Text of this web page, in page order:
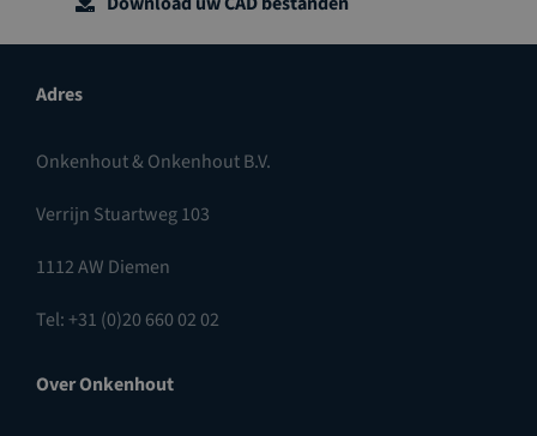
Adres
Onkenhout & Onkenhout B.V.
Verrijn Stuartweg 103
1112 AW Diemen
Tel: +31 (0)20 660 02 02
Over Onkenhout